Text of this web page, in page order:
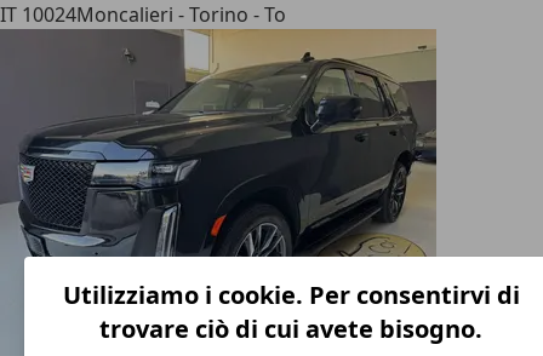
IT 10024Moncalieri - Torino - To
Utilizziamo i cookie. Per consentirvi di
trovare ciò di cui avete bisogno.